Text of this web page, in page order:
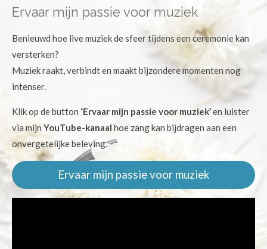
Ervaar mijn passie voor muziek
Benieuwd hoe live muziek de sfeer tijdens een ceremonie kan
versterken?
Muziek raakt, verbindt en maakt bijzondere momenten nog
intenser.
Klik op de button ‘Ervaar mijn passie voor muziek’en luister
via mijn YouTube-kanaal hoe zang kan bijdragen aan een
onvergetelijke beleving.
Ervaar mijn passie voor muziek